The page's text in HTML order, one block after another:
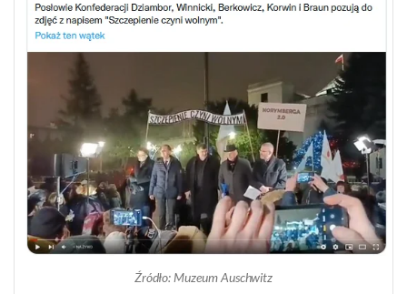
Źródło: Muzeum Auschwitz